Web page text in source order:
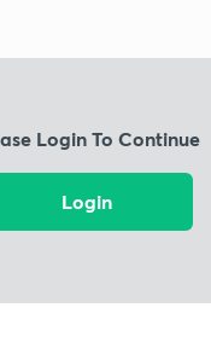
Login To Continue
Login